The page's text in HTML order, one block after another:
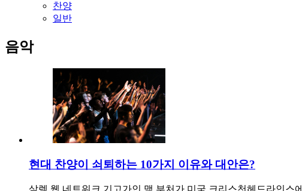
찬양
일반
음악
현대 찬양이 쇠퇴하는 10가지 이유와 대안은?